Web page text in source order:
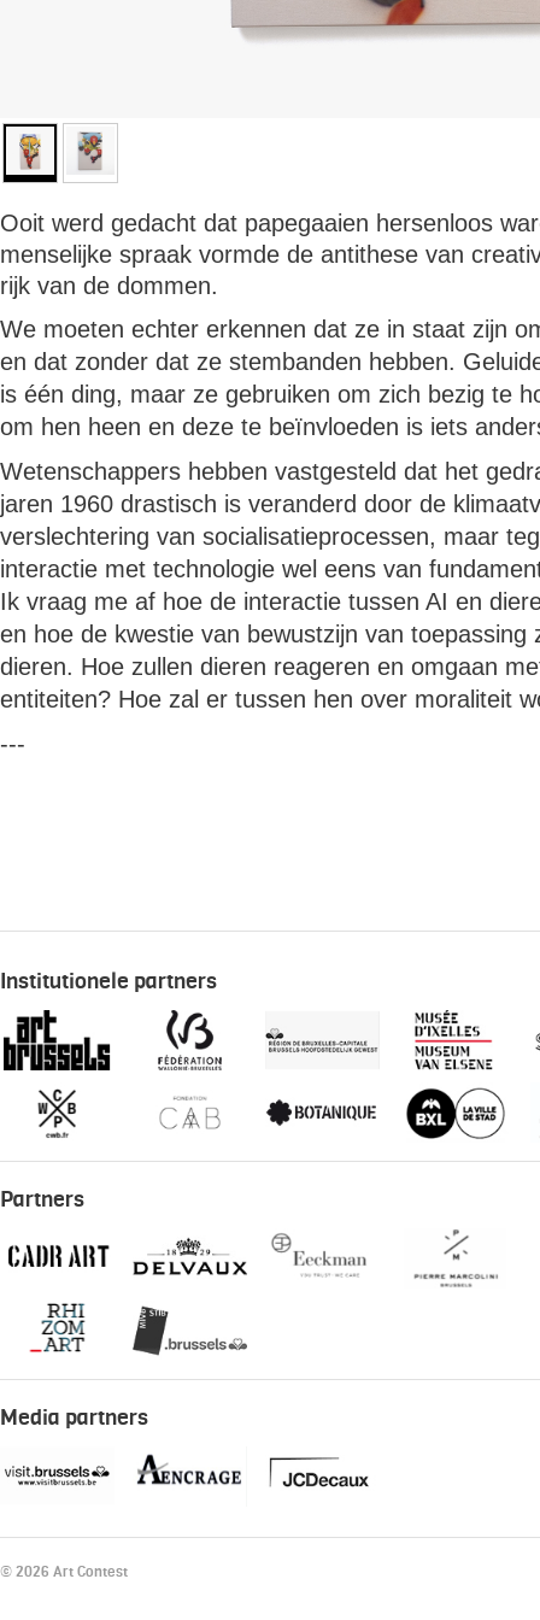
Ooit werd gedacht dat papegaaien hersenloos
menselijke spraak vormde de antithese van
rijk van de dommen.
We moeten echter erkennen dat ze in staat zijn
en dat zonder dat ze stembanden hebben.
is één ding, maar ze gebruiken om zich bezig te
om hen heen en deze te beïnvloeden is iets
Wetenschappers hebben vastgesteld dat het
jaren 1960 drastisch is veranderd door de
verslechtering van socialisatieprocessen, maar
interactie met technologie wel eens van
Ik vraag me af hoe de interactie tussen AI en
en hoe de kwestie van bewustzijn van toepassing
dieren. Hoe zullen dieren reageren en omgaan
entiteiten? Hoe zal er tussen hen over moraliteit
---
Institutionele partners
Partners
Media partners
© 2026 Art Contest